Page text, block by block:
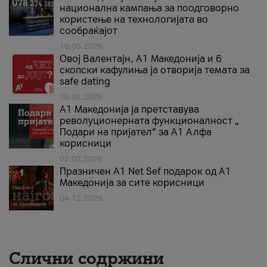
национална кампања за поодговорно
користење на технологијата во
сообраќајот
18.05.2026
Овој Валентајн, A1 Македонија и 6
скопски кафулиња ја отворија темата за
safe dating
16.02.2026
А1 Македонија ја претставува
револуционерната функционалност „
Подари на пријател“ за А1 Алфа
корисници
02.02.2026
Празничен A1 Net Sеf подарок од А1
Македонија за сите корисници
04.12.2025
Слични содржини